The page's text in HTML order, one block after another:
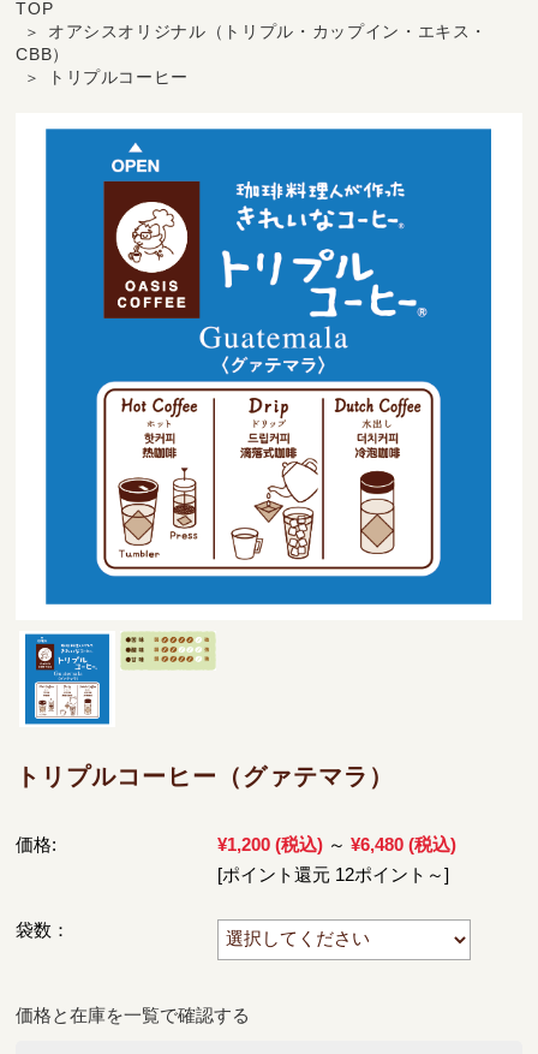
TOP
オアシスオリジナル（トリプル・カップイン・エキス・
CBB）
トリプルコーヒー
トリプルコーヒー（グァテマラ）
価格: ¥1,200 (税込) ～ ¥6,480 (税込)
[ポイント還元 12ポイント～]
袋数：
価格と在庫を一覧で確認する